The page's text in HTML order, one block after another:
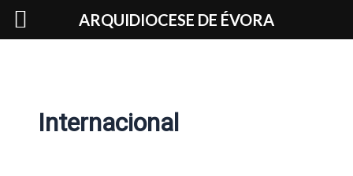
Skip
Internacional
ARQUIDIOCESE DE ÉVORA